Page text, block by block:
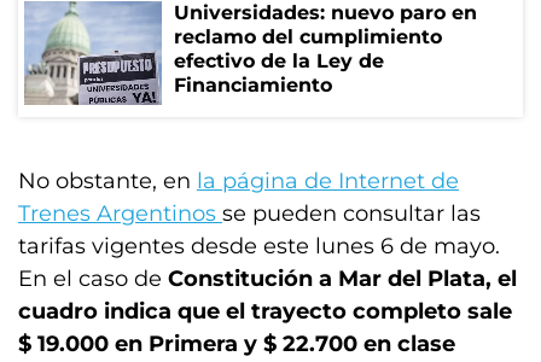
Universidades: nuevo paro en
reclamo del cumplimiento
efectivo de la Ley de
Financiamiento
No obstante, en la página de Internet de
Trenes Argentinos se pueden consultar las
tarifas vigentes desde este lunes 6 de mayo.
En el caso de Constitución a Mar del Plata, el
cuadro indica que el trayecto completo sale
$ 19.000 en Primera y $ 22.700 en clase